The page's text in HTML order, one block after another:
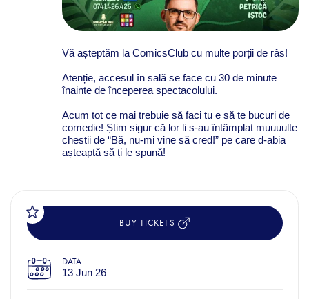
Vă așteptăm la ComicsClub cu multe porții de râs!
Atenție, accesul în sală se face cu 30 de minute
înainte de începerea spectacolului.
Acum tot ce mai trebuie să faci tu e să te bucuri de
comedie! Știm sigur că lor li s-au întâmplat muuuulte
chestii de “Bă, nu-mi vine să cred!” pe care d-abia
așteaptă să ți le spună!
BUY TICKETS
DATA
13 Jun 26